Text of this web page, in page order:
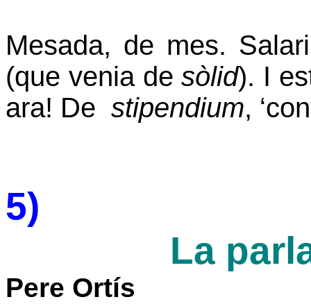
Mesada, de mes.
(que venia desòlid). I
ara! De stipendium,
5)
La
Pere Ortís